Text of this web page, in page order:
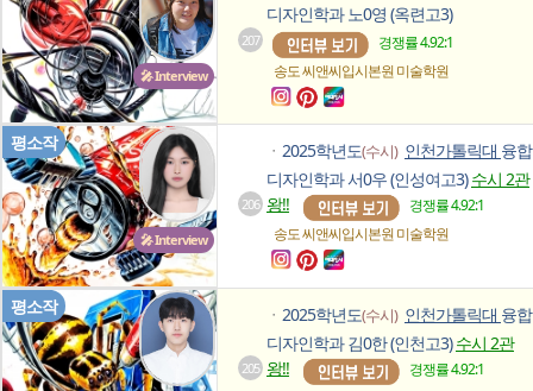
🎤 Interview
207
디자인학과 노0영 (옥련고3)
경쟁률 4.92:1
송도 씨앤씨입시본원미술학원
🎤 Interview
평소작
206
ㆍ 2025학년도(수시) 인천가톨릭대 융합
디자인학과 서0우 (인성여고3)수시 2관
왕!!
경쟁률 4.92:1
송도 씨앤씨입시본원미술학원
평소작
205
ㆍ 2025학년도(수시) 인천가톨릭대 융합
디자인학과 김0한 (인천고3)수시 2관
왕!!
경쟁률 4.92:1